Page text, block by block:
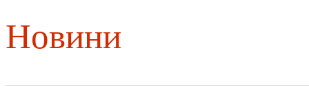
Новини